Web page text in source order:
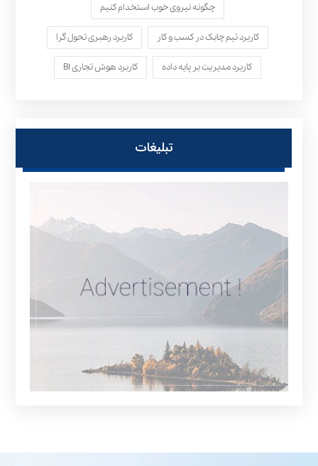
چگونه نیروی خوب استخدام کنیم
کاربرد تیم چابک در کسب و کار کاربرد رهبری تحول‌ گرا
کاربرد مدیریت بر پایه داده کاربرد هوش تجاری BI
تبلیغات